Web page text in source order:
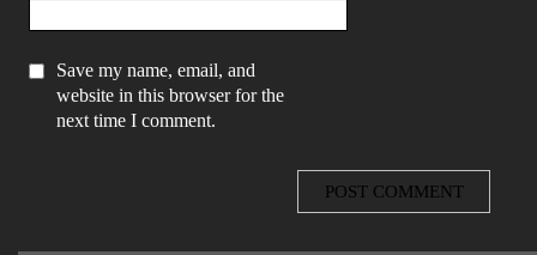
Save my name, email, and
website in this browser for the
next time I comment.